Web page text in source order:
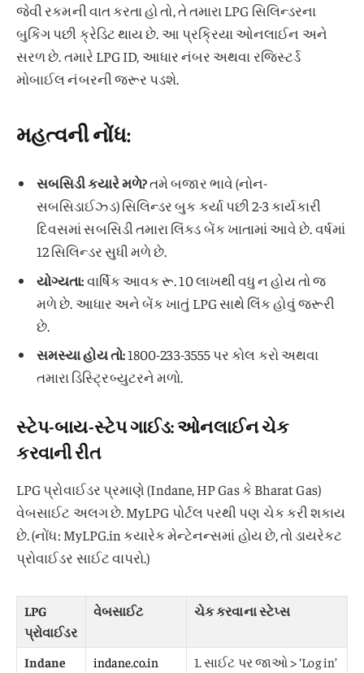
જેવી રકમની વાત કરતા હો તો, તે તમારા LPG સિલિન્ડરના
બુકિંગ પછી ક્રેડિટ થાય છે. આ પ્રક્રિયા ઓનલાઈન અને
સરળ છે. તમારે LPG ID, આધાર નંબર અથવા રજિસ્ટર્ડ
મોબાઈલ નંબરની જરૂર પડશે.
મહત્વની નોંધ:
સબસિડી ક્યારે મળે?તમે બજાર ભાવે (નોન-
સબસિડાઈઝ્ડ) સિલિન્ડર બુક કર્યા પછી 2-3 કાર્યકારી
દિવસમાં સબસિડી તમારા લિંક્ડ બેંક ખાતામાં આવે છે. વર્ષમાં
12 સિલિન્ડર સુધી મળે છે.
યોગ્યતા:વાર્ષિક આવક રૂ. 10 લાખથી વધુ ન હોય તો જ
મળે છે. આધાર અને બેંક ખાતું LPG સાથે લિંક હોવું જરૂરી
છે.
સમસ્યા હોય તો:1800-233-3555 પર કોલ કરો અથવા
તમારા ડિસ્ટ્રિબ્યુટરને મળો.
સ્ટેપ-બાય-સ્ટેપ ગાઈડ: ઓનલાઈન ચેક
કરવાની રીત
LPG પ્રોવાઈડર પ્રમાણે (Indane, HP Gas કે Bharat Gas)
વેબસાઈટ અલગ છે. MyLPG પોર્ટલ પરથી પણ ચેક કરી શકાય
છે. (નોંધ: MyLPG.in ક્યારેક મેન્ટેનન્સમાં હોય છે, તો ડાયરેક્ટ
પ્રોવાઈડર સાઈટ વાપરો.)
LPG
પ્રોવાઈડર
વેબસાઈટ ચેક કરવાના સ્ટેપ્સ
Indane indane.co.in 1. સાઈટ પર જાઓ > ‘Log in’